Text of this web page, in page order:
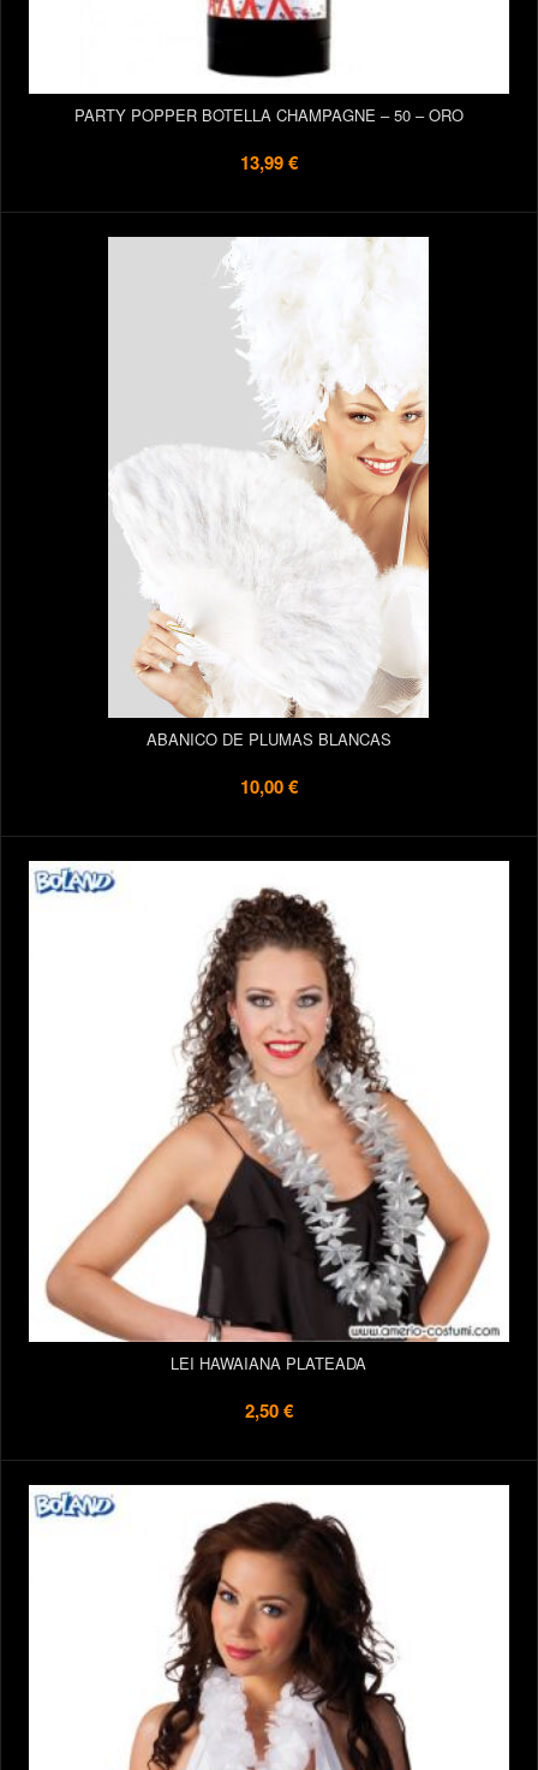
PARTY POPPER BOTELLA CHAMPAGNE – 50 – ORO
13,99 €
ABANICO DE PLUMAS BLANCAS
10,00 €
LEI HAWAIANA PLATEADA
2,50 €